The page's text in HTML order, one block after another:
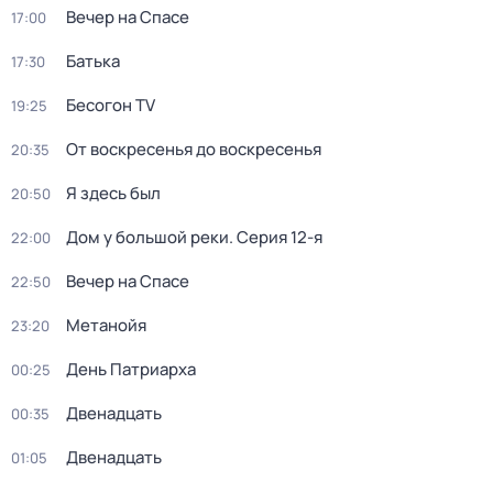
17:00 Вечер на Спасе
17:30 Батька
19:25 Бесогон TV
20:35 От воскресенья до воскресенья
20:50 Я здесь был
22:00 Дом у большой реки. Серия 12-я
22:50 Вечер на Спасе
23:20 Mетанoйя
00:25 День Патриарха
00:35 Двенадцать
01:05 Двенадцать